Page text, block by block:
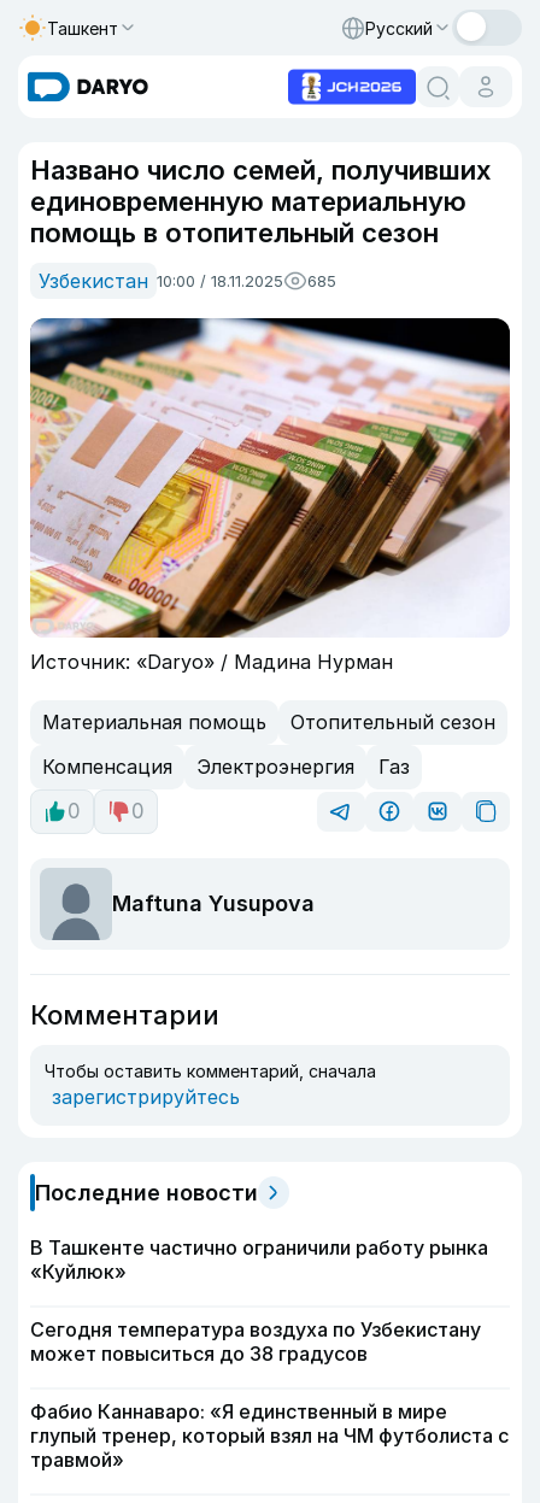
Ташкент Русский
Названо число семей, получивших
единовременную материальную
помощь в отопительный сезон
Узбекистан 10:00 / 18.11.2025 685
Источник: «Daryo» / Мадина Нурман
Материальная помощь
Отопительный сезон
Компенсация
Электроэнергия
Газ
0
0
Maftuna Yusupova
Комментарии
Чтобы оставить комментарий, сначала
зарегистрируйтесь
Последние новости
В Ташкенте частично ограничили работу рынка
«Куйлюк»
Сегодня температура воздуха по Узбекистану
может повыситься до 38 градусов
Фабио Каннаваро: «Я единственный в мире
глупый тренер, который взял на ЧМ футболиста с
травмой»